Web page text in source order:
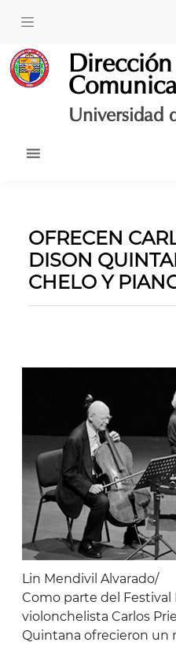
content
Universidad
OFRECEN
DISON
CHELO Y
Lin Mendivil Alvarado/
Como parte del Festival
violonchelista Carlos
Quintana ofrecieron un